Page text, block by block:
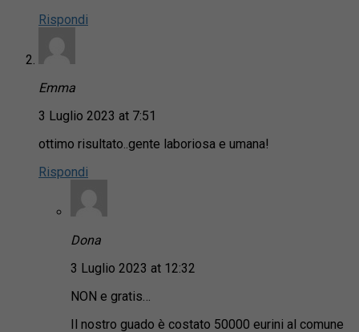
Rispondi
Emma
3 Luglio 2023 at 7:51
ottimo risultato..gente laboriosa e umana!
Rispondi
Dona
3 Luglio 2023 at 12:32
NON e gratis…
Il nostro guado è costato 50000 eurini al comune